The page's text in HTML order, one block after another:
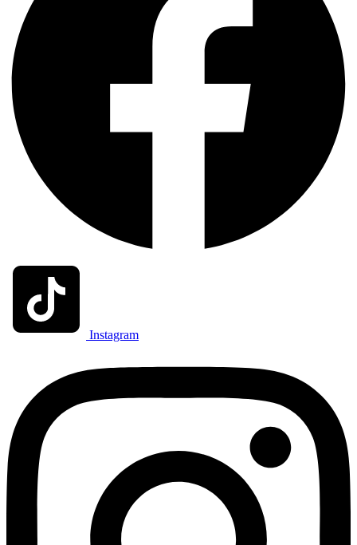
Instagram